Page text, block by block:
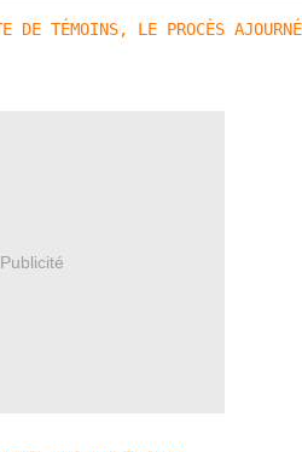
TÉMOINS, LE PROCÈS
Publicité